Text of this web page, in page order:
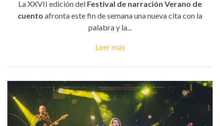
La XXVII edición del Festival de narración Verano de
cuento afronta este fin de semana una nueva cita con la
palabra y la...
Leer más